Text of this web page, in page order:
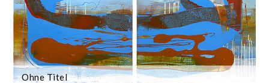
Ohne Titel